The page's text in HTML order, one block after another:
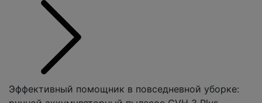
Эффективный помощник в повседневной уборке: